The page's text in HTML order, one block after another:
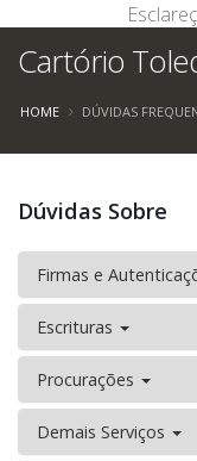
Cartório
HOME DÚVIDAS
Dúvidas Sobre
Firmas e
Escrituras
Procurações
Demais Serviços